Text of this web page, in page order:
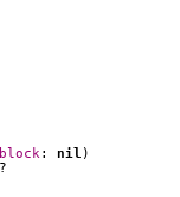
block : nil )